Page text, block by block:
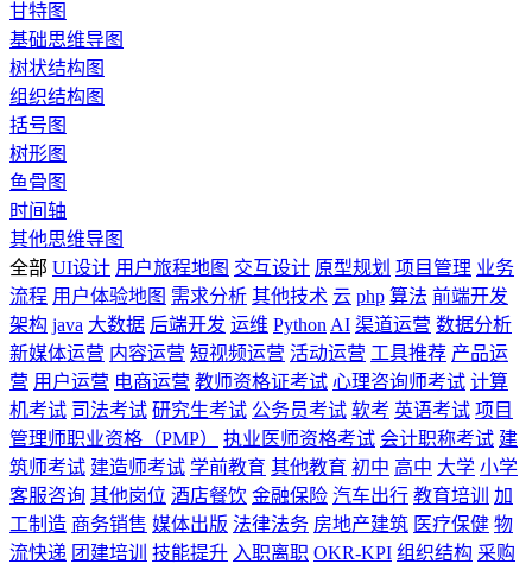
甘特图
基础思维导图
树状结构图
组织结构图
括号图
树形图
鱼骨图
时间轴
其他思维导图
全部 UI设计 用户旅程地图 交互设计 原型规划 项目管理 业务
流程 用户体验地图 需求分析 其他技术 云 php 算法 前端开发
架构 java 大数据 后端开发 运维 Python AI 渠道运营 数据分析
新媒体运营 内容运营 短视频运营 活动运营 工具推荐 产品运
营 用户运营 电商运营 教师资格证考试 心理咨询师考试 计算
机考试 司法考试 研究生考试 公务员考试 软考 英语考试 项目
管理师职业资格（PMP）
执业医师资格考试 会计职称考试 建
筑师考试 建造师考试 学前教育 其他教育 初中 高中 大学 小学
客服咨询 其他岗位 酒店餐饮 金融保险 汽车出行 教育培训
加
工制造 商务销售 媒体出版 法律法务 房地产建筑 医疗保健 物
流快递 团建培训 技能提升 入职离职 OKR-KPI 组织结构 采购